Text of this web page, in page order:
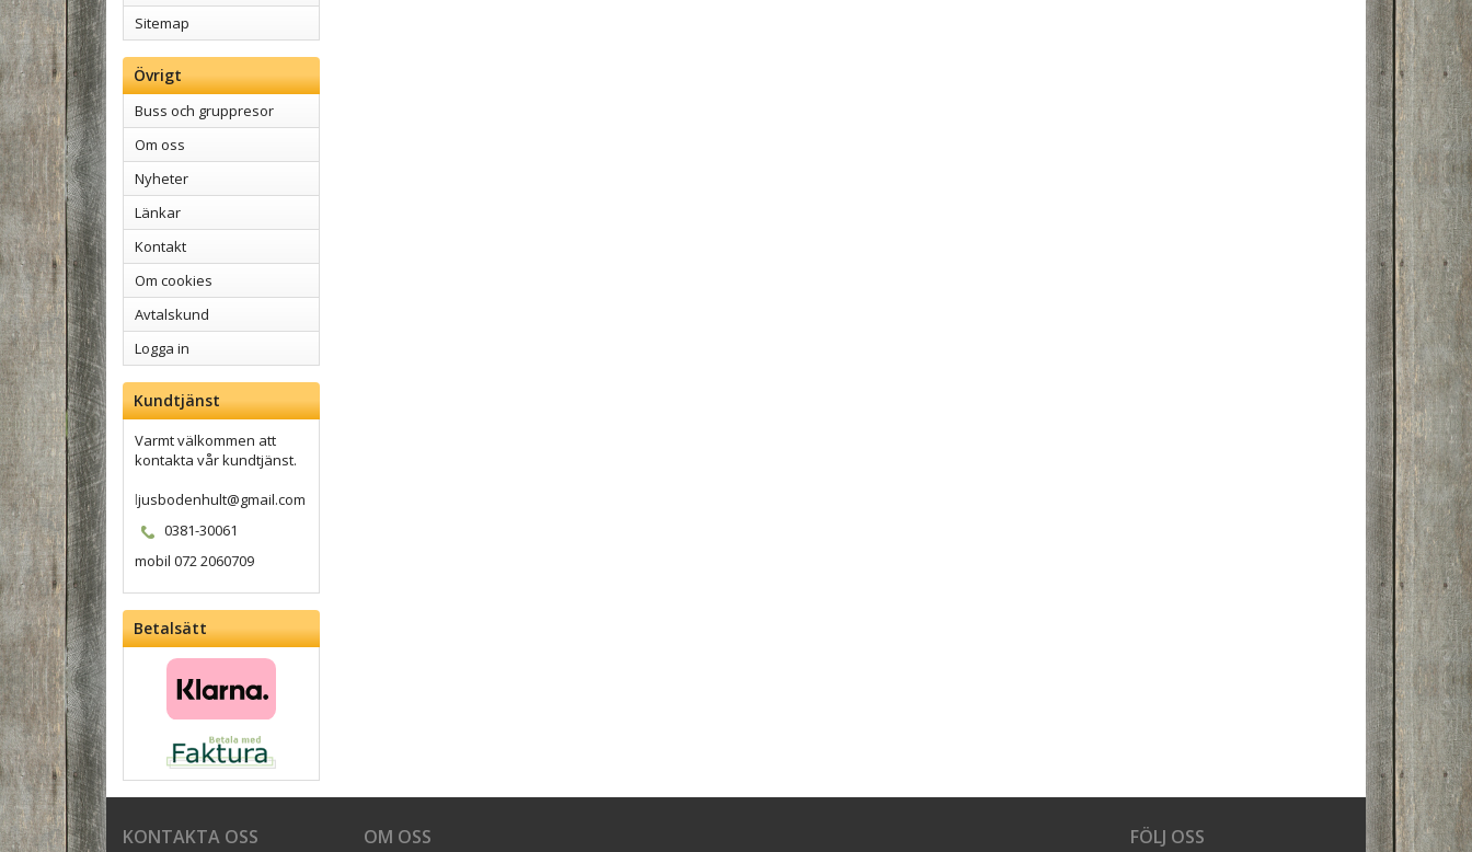
Sitemap
Övrigt
Buss och gruppresor
Om oss
Nyheter
Länkar
Kontakt
Om cookies
Avtalskund
Logga in
Kundtjänst
Varmt välkommen att
kontakta vår kundtjänst.
ljusbodenhult@gmail.com
0381-30061
mobil 072 2060709
Betalsätt
KONTAKTA OSS FÖLJ OSS
OM OSS